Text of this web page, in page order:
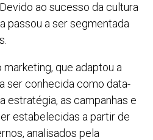
ao sucesso da cultura
passou a ser segmentada
que adaptou a
ser conhecida como data-
estratégia, as campanhas e
estabelecidas a partir de
analisados pela